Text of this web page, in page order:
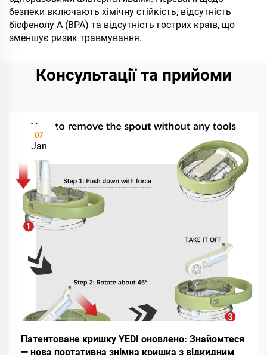
безпеки включають хімічну стійкість, відсутність
бісфенолу А (BPA) та відсутність гострих країв, що
зменшує ризик травмування.
Консультації та прийоми
07
Jan
Патентоване кришку YEDI оновлено: Знайомтеся
— нова портативна знімна кришка з відкидним